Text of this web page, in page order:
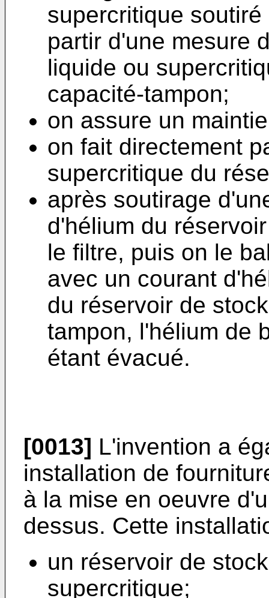
supercritique
partir d'une mesure
liquide ou
capacité-tampon;
on assure un
on fait directement
supercritique du
après soutirage
d'hélium du
le filtre, puis on le
avec un courant
du réservoir de
tampon, l'hélium de
étant évacué.
[0013] L'invention a
installation de
à la mise en oeuvre
dessus. Cette
un réservoir de
supercritique;